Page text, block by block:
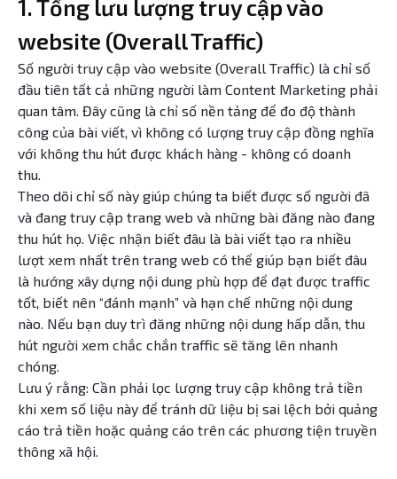
1. Tổng lưu lượng truy cập vào
website (Overall Traffic)
Số người truy cập vào website (Overall Traffic) là chỉ số
đầu tiên tất cả những người làm Content Marketing phải
quan tâm. Đây cũng là chỉ số nền tảng để đo độ thành
công của bài viết, vì không có lượng truy cập đồng nghĩa
với không thu hút được khách hàng - không có doanh
thu.
Theo dõi chỉ số này giúp chúng ta biết được số người đã
và đang truy cập trang web và những bài đăng nào đang
thu hút họ. Việc nhận biết đâu là bài viết tạo ra nhiều
lượt xem nhất trên trang web có thể giúp bạn biết đâu
là hướng xây dựng nội dung phù hợp để đạt được traffic
tốt, biết nên “đánh mạnh” và hạn chế những nội dung
nào. Nếu bạn duy trì đăng những nội dung hấp dẫn, thu
hút người xem chắc chắn traffic sẽ tăng lên nhanh
chóng.
Lưu ý rằng: Cần phải lọc lượng truy cập không trả tiền
khi xem số liệu này để tránh dữ liệu bị sai lệch bởi quảng
cáo trả tiền hoặc quảng cáo trên các phương tiện truyền
thông xã hội.